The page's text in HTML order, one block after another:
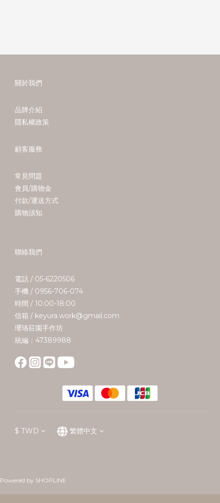
關於我們
品牌介紹
隱私權政策
顧客服務
常見問題
會員/購物金
付款/運送方式
購物須知
聯絡我們
電話 / 05-6220506
手機 / 0956-706-074
時間 / 10:00-18:00
信箱 / keyura.work@gmail.com
瓔珞莊園手作坊
統編：47389988
$ TWD 繁體中文
Powered by SHOPLINE